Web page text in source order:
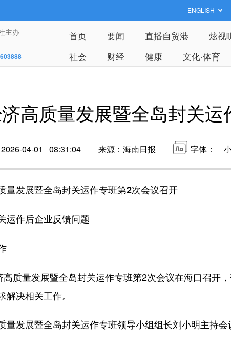
ENGLISH
主办
603888
首页 要闻 直播自贸港 炫视
社会
财经 健康 文化·体育
高质量发展暨全岛封关
2026-04-01 08:31:04 来源：海南日报 字体：
发展暨全岛封关运作专班第2次会议召开
作后企业反馈问题
量发展暨全岛封关运作专班第2次会议在海口召开
决相关工作。
发展暨全岛封关运作专班领导小组组长刘小明主持会